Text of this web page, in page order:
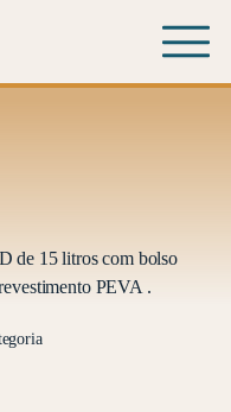
de 15 litros com bolso
PEVA .